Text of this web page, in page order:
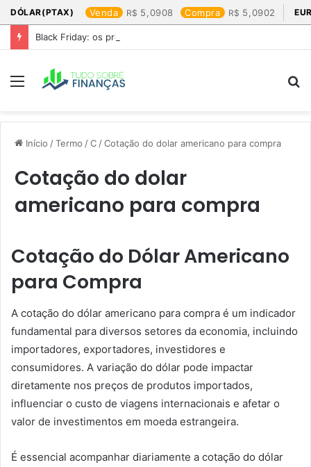
DÓLAR(PTAX) Venda 5,0908 Compra 5,0902
Black Friday: os produtos que mais valem a pena
Menu
Início /Termo /C /Cotação do dolar americano para compra​
Cotação do dolar
americano para compra​
Cotação do Dólar Americano
para Compra
A cotação do dólar americano para compra é um indicador
fundamental para diversos setores da economia, incluindo
importadores, exportadores, investidores e
consumidores. A variação do dólar pode impactar
diretamente nos preços de produtos importados,
influenciar o custo de viagens internacionais e afetar o
valor de investimentos em moeda estrangeira.
É essencial acompanhar diariamente a cotação do dólar